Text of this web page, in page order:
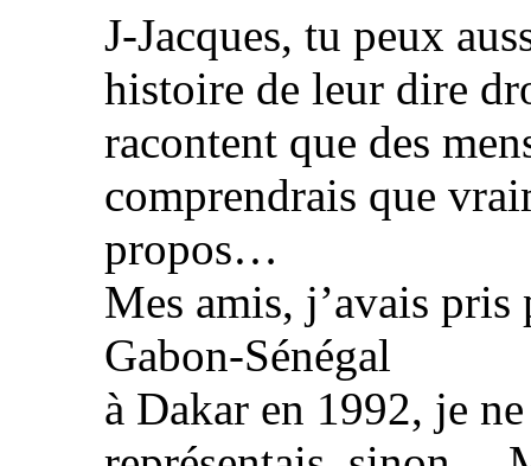
J-Jacques, tu peux
histoire de leur dire
racontent que des
comprendrais que
propos…
Mes amis, j’avais
Gabon-Sénégal
à Dakar en 1992, je